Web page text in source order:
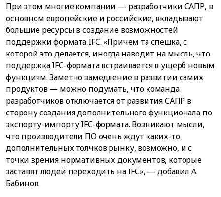
При этом многие компании — разработчики САПР, в
основном европейские и российские, вкладывают
большие ресурсы в создание возможностей
поддержки формата IFC. «Причем та спешка, с
которой это делается, иногда наводит на мысль, что
поддержка IFC-формата встраивается в ущерб новым
функциям. Заметно замедление в развитии самих
продуктов — можно подумать, что команда
разработчиков отключается от развития САПР в
сторону создания дополнительного функционала по
экспорту-импорту IFC-формата. Возникают мысли,
что производители ПО очень ждут каких-то
дополнительных толчков рынку, возможно, и с
точки зрения нормативных документов, которые
заставят людей переходить на IFC», — добавил А.
Бабинов.